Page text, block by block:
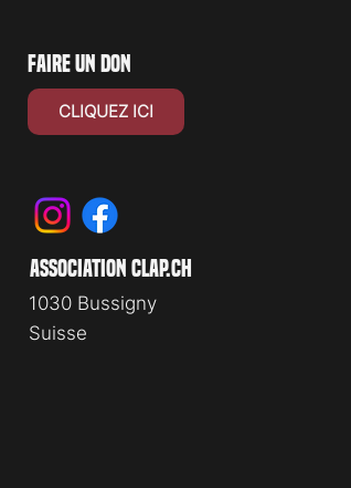
faire un don
CLIQUEZ ICI
association clap.ch
1030 Bussigny
Suisse